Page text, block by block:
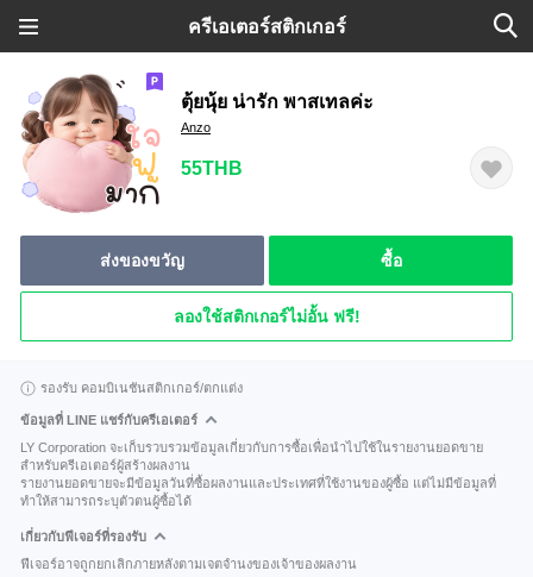
ครีเอเตอร์สติกเกอร์
ตุ้ยนุ้ย น่ารัก พาสเทลค่ะ
Anzo
55THB
ส่งของขวัญ ซื้อ
ลองใช้สติกเกอร์ไม่อั้น ฟรี!
รองรับ คอมบิเนชันสติกเกอร์/ตกแต่ง
ข้อมูลที่ LINE แชร์กับครีเอเตอร์
LY Corporation จะเก็บรวบรวมข้อมูลเกี่ยวกับการซื้อเพื่อนำไปใช้ในรายงานยอดขาย
สำหรับครีเอเตอร์ผู้สร้างผลงาน
รายงานยอดขายจะมีข้อมูลวันที่ซื้อผลงานและประเทศที่ใช้งานของผู้ซื้อ แต่ไม่มีข้อมูลที่
ทำให้สามารถระบุตัวตนผู้ซื้อได้
เกี่ยวกับฟีเจอร์ที่รองรับ
ฟีเจอร์อาจถูกยกเลิกภายหลังตามเจตจำนงของเจ้าของผลงาน